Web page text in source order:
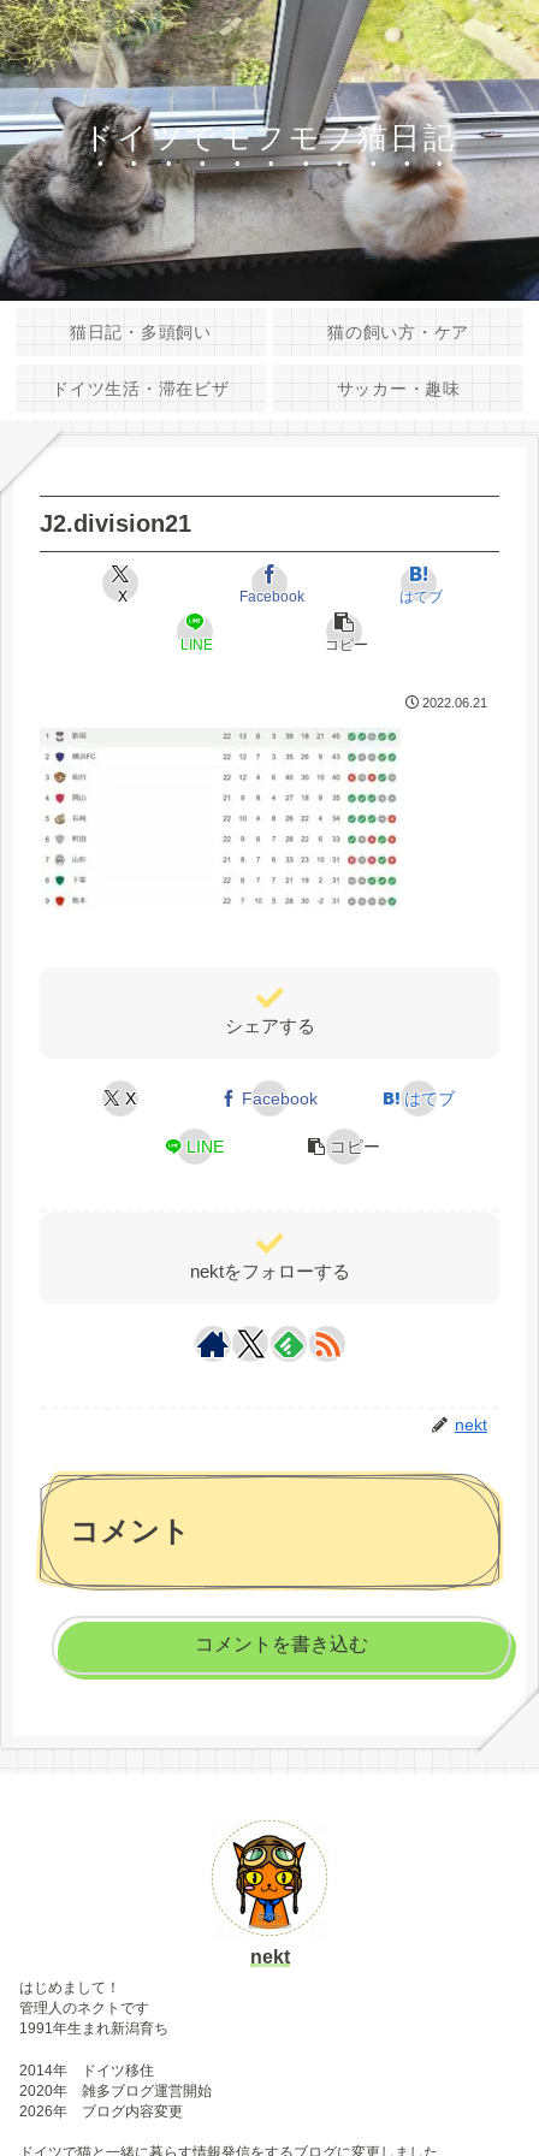
ドイツでモフモフ猫日記
猫日記・多頭飼い 猫の飼い方・ケア
ドイツ生活・滞在ビザ サッカー・趣味
J2.division21
X Facebook はてブ
LINE コピー
2022.06.21
シェアする
X Facebook はてブ
LINE コピー
nektをフォローする
nekt
コメント
コメントを書き込む
nekt
はじめまして！
管理人のネクトです
1991年生まれ新潟育ち
2014年 ドイツ移住
2020年 雑多ブログ運営開始
2026年 ブログ内容変更
ドイツで猫と一緒に暮らす情報発信をするブログに変更しました